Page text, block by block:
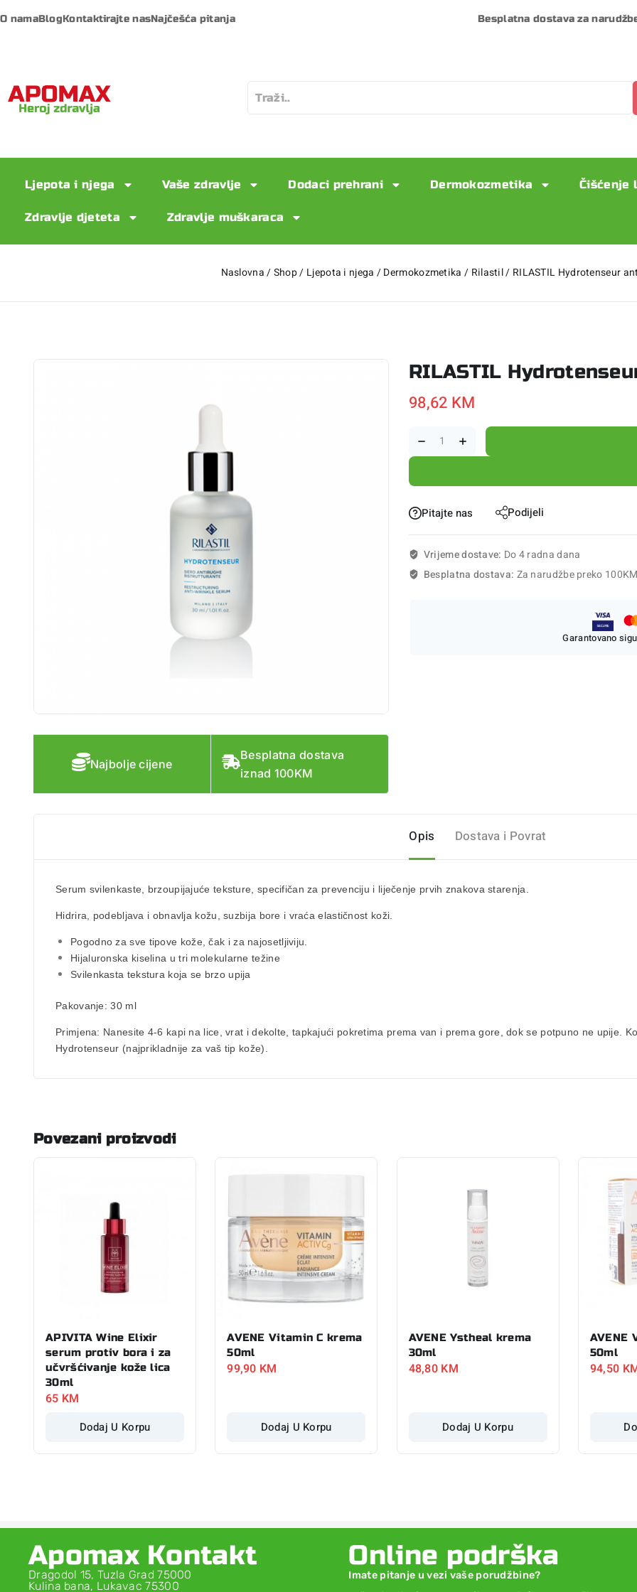
O namaBlogKontaktirajte nasNajčešća pitanja Besplatna dostava za
Ljepota i njega Vaše zdravlje Dodaci prehrani Dermokozmetika Čišćenje
Zdravlje djeteta Zdravlje muškaraca
Naslovna /Shop/ Ljepota i njega /Dermokozmetika / Rilastil/ RILASTIL Hydrotenseur
Najbolje cijene
Besplatna dostava
iznad 100KM
RILASTIL
98,62 KM
Pitajte nas Podijeli
Vrijeme dostave: Do 4 radna dana
Besplatna dostava: Za narudžbe preko 100KM
Garantovano
Opis Dostava i Povrat
Serum svilenkaste, brzoupijajuće teksture, specifičan za prevenciju i liječenje prvih znakova starenja.
Hidrira, podebljava i obnavlja kožu, suzbija bore i vraća elastičnost koži.
Pogodno za sve tipove kože, čak i za najosetljiviju.
Hijaluronska kiselina u tri molekularne težine
Svilenkasta tekstura koja se brzo upija
Pakovanje:30 ml
Primjena: Nanesite 4-6 kapi na lice, vrat i dekolte, tapkajući pokretima prema van i prema gore, dok se potpuno ne upije.
Hydrotenseur (najprikladnije za vaš tip kože).
Povezani proizvodi
APIVITA Wine Elixir
serum protiv bora i za
učvršćivanje kože lica
30ml
65 KM
Dodaj U Korpu
AVENE Vitamin C krema
50ml
99,90 KM
Dodaj U Korpu
AVENE Ystheal krema
30ml
48,80 KM
Dodaj U Korpu
AVENE
50ml
94,50
Apomax Kontakt
Dragodol 15, Tuzla Grad 75000
Kulina bana, Lukavac 75300
Online podrška
Imate pitanje u vezi vaše porudžbine?